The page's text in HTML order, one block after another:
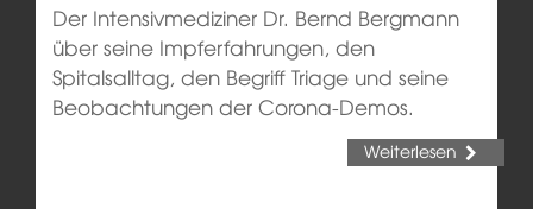
Der Intensivmediziner Dr. Bernd Bergmann
über seine Impferfahrungen, den
Spitalsalltag, den Begriff Triage und seine
Beobachtungen der Corona-Demos.
Weiterlesen